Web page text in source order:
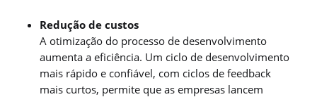
Redução de custos
A otimização do processo de desenvolvimento
aumenta a eficiência. Um ciclo de desenvolvimento
mais rápido e confiável, com ciclos de feedback
mais curtos, permite que as empresas lancem